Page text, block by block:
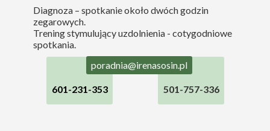
Diagnoza – spotkanie około dwóch godzin
zegarowych.
Trening stymulujący uzdolnienia - cotygodniowe
spotkania.
poradnia@irenasosin.pl
501-757-336
601-231-353